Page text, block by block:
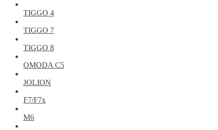
TIGGO 4
TIGGO 7
TIGGO 8
OMODA C5
JOLION
F7/F7x
M6